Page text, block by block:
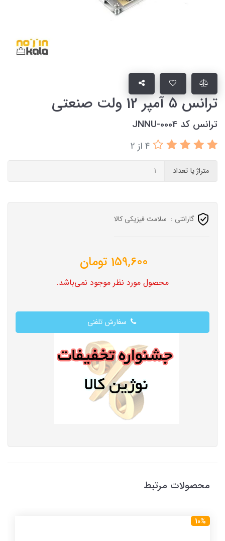
ترانس 5 آمپر 12 ولت صنعتی
ترانس کد JNNU-0004
4 از 2
متراژ یا تعداد
گارانتی : سلامت فیزیکی کالا
159,600 تومان
محصول مورد نظر موجود نمی‌باشد.
سفارش تلفنی
محصولات مرتبط
10%